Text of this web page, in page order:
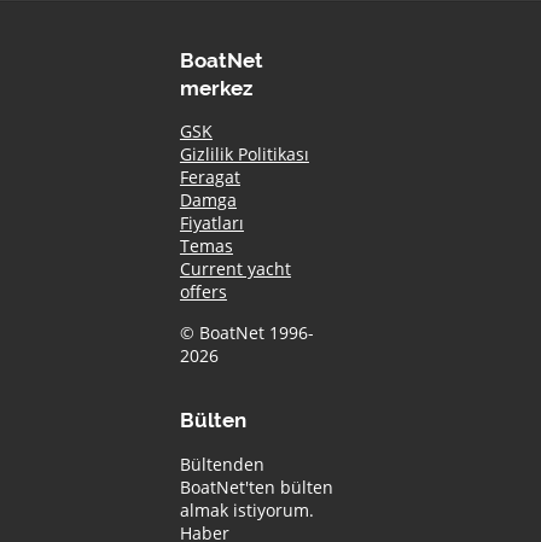
BoatNet
merkez
GSK
Gizlilik Politikası
Feragat
Damga
Fiyatları
Temas
Current yacht
offers
© BoatNet 1996-
2026
Bülten
Bültenden
BoatNet'ten bülten
almak istiyorum.
Haber